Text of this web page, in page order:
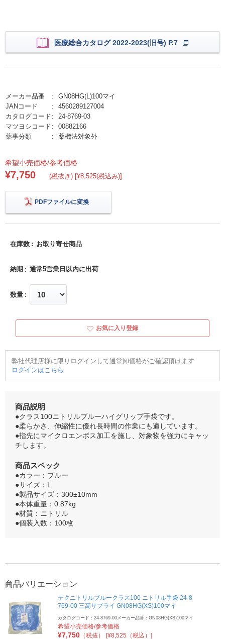
医療総合カタログ 2022-2023(旧号) P.7
メーカー品番
GN08HG(L)100マイ
JANコード
4560289127004
カタログコード
24-8769-03
マツヨシコード
00882166
薬事分類
薬機法対象外
希望小売価格/参考価格
¥7,750 (税抜き) [¥8,525(税込み)]
PDFファイルに変換
在庫数 お取り寄せ商品
納期 通常5営業日以内に出荷
数量
お気に入り登録
弊社代理店様に限りログインして通常卸価格がご確認頂けます
ログインはこちら
商品説明
●クラス100ニトリルブルーハイグリップ手袋です。
●柔らかさ、伸縮性に優れ長時間の作業にも適しています。
●指先にマイクロエンボス加工を施し、対象物を強力にキャッ
チします。
商品スペック
●カラー：ブルー
●サイズ：L
●製品サイズ：300±10mm
●本体重量：0.87kg
●材質：ニトリル
●個装入数：100枚
商品バリエーション
テクニトリルブルークラス100 ニトリル手袋 24-8
769-00 三高サプライ GN08HG(XS)100マイ
カタログコード：24-8769-00メーカー品番：GN08HG(XS)100マイ
希望小売価格/参考価格
¥7,750 （税抜） [¥8,525（税込）]